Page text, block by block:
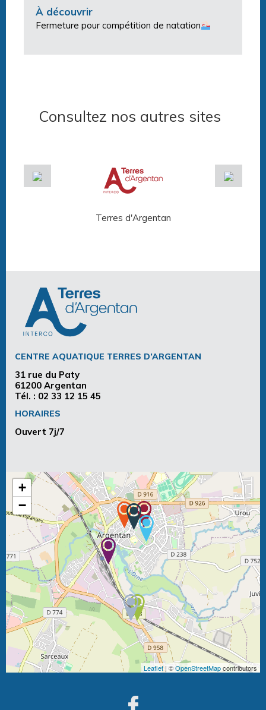
À découvrir
Fermeture pour compétition de natation
Consultez nos autres sites
Terres d'Argentan
CENTRE AQUATIQUE TERRES D’ARGENTAN
31 rue du Paty
61200 Argentan
Tél. : 02 33 12 15 45
HORAIRES
Ouvert 7j/7
+
−
Leaflet| ©OpenStreetMapcontributors